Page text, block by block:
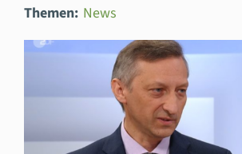
Themen: News